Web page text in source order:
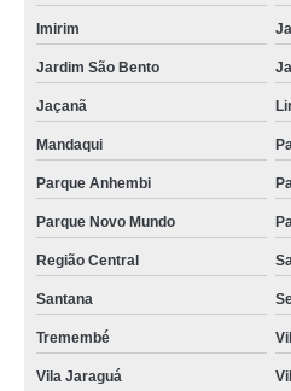
Imirim
Jardim São Bento
Jaçanã
Mandaqui
Parque Anhembi
Parque Novo Mundo
Região Central
Santana
Tremembé
Vila Jaraguá